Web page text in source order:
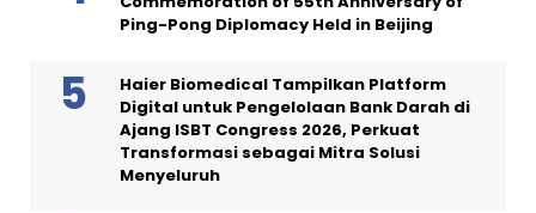
Ping-Pong Diplomacy Held in Beijing
Haier Biomedical Tampilkan Platform
Digital untuk Pengelolaan Bank Darah di
Ajang ISBT Congress 2026, Perkuat
Transformasi sebagai Mitra Solusi
Menyeluruh